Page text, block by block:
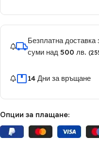
Безплатна доставка
суми над 500 лв.
14 Дни за връщане
Опции за плащане: